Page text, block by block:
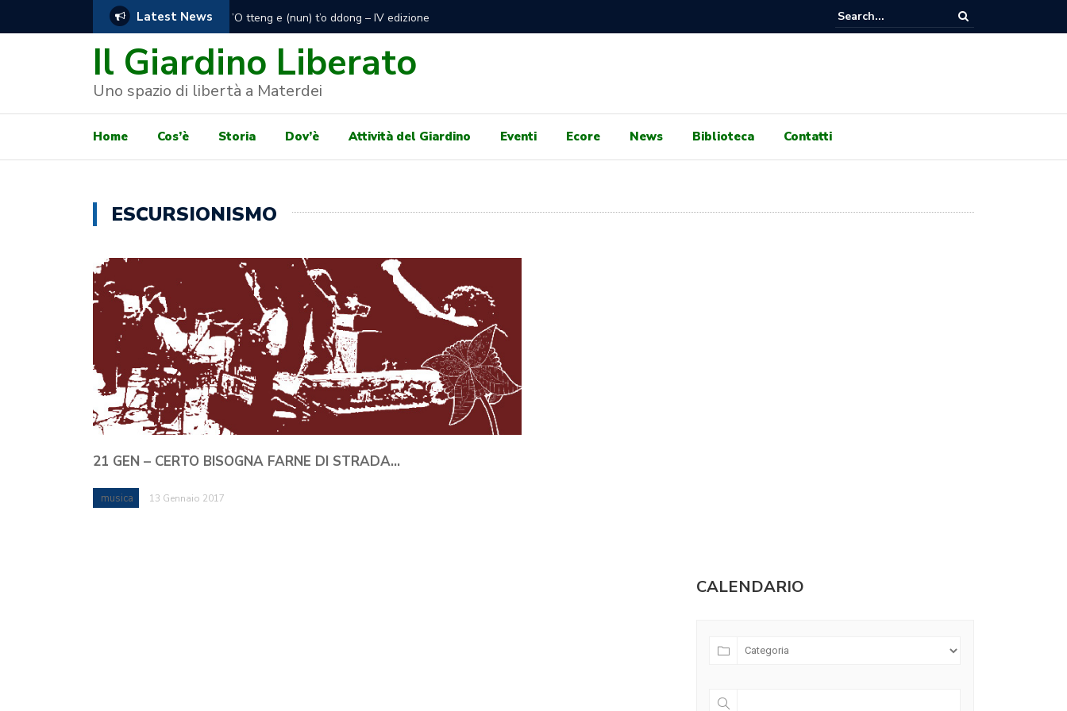
Latest News
Presidio degli attivisti di Mare Libero e gratuito sotto Autorità Portuale per
consegnare a prorogare le concessioni balneari per il 2024
100 GIORNI DI GENOCIDIO, 100 GIORNI DI RESISTENZA! ASSEMBLEA
GENNAIO, ORE 17:30 A GALLERIA PRINCIPE DI NAPOLI!
Il Giardino Liberato
Uno spazio di libertà a Materdei
Home Cos’è Storia Dov’è Attività del Giardino Eventi Ecore News Biblioteca Contatti
ESCURSIONISMO
21 GEN – CERTO BISOGNA FARNE DI STRADA…
musica 13 Gennaio 2017
CALENDARIO